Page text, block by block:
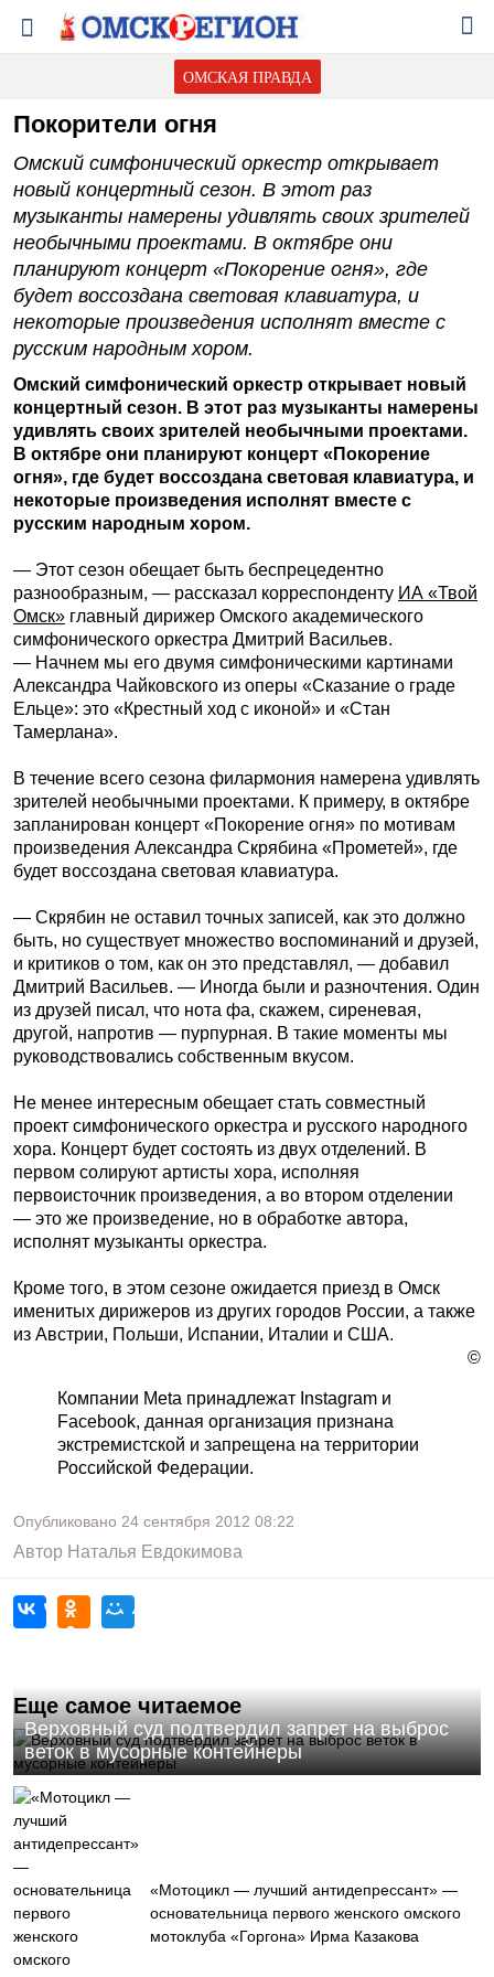
ОМСКАЯ ПРАВДА
Покорители огня
Омский симфонический оркестр открывает
новый концертный сезон. В этот раз
музыканты намерены удивлять своих зрителей
необычными проектами. В октябре они
планируют концерт «Покорение огня», где
будет воссоздана световая клавиатура, и
некоторые произведения исполнят вместе с
русским народным хором.
Омский симфонический оркестр открывает новый
концертный сезон. В этот раз музыканты намерены
удивлять своих зрителей необычными проектами.
В октябре они планируют концерт «Покорение
огня», где будет воссоздана световая клавиатура, и
некоторые произведения исполнят вместе с
русским народным хором.
— Этот сезон обещает быть беспрецедентно
разнообразным, — рассказал корреспонденту ИА «Твой
Омск» главный дирижер Омского академического
симфонического оркестра Дмитрий Васильев.
— Начнем мы его двумя симфоническими картинами
Александра Чайковского из оперы «Сказание о граде
Ельце»: это «Крестный ход с иконой» и «Стан
Тамерлана».
В течение всего сезона филармония намерена удивлять
зрителей необычными проектами. К примеру, в октябре
запланирован концерт «Покорение огня» по мотивам
произведения Александра Скрябина «Прометей», где
будет воссоздана световая клавиатура.
— Скрябин не оставил точных записей, как это должно
быть, но существует множество воспоминаний и друзей,
и критиков о том, как он это представлял, — добавил
Дмитрий Васильев. — Иногда были и разночтения. Один
из друзей писал, что нота фа, скажем, сиреневая,
другой, напротив — пурпурная. В такие моменты мы
руководствовались собственным вкусом.
Не менее интересным обещает стать совместный
проект симфонического оркестра и русского народного
хора. Концерт будет состоять из двух отделений. В
первом солируют артисты хора, исполняя
первоисточник произведения, а во втором отделении
— это же произведение, но в обработке автора,
исполнят музыканты оркестра.
Кроме того, в этом сезоне ожидается приезд в Омск
именитых дирижеров из других городов России, а также
из Австрии, Польши, Испании, Италии и США.
©
Компании Meta принадлежат Instagram и
Facebook, данная организация признана
экстремистской и запрещена на территории
Российской Федерации.
Опубликовано 24 сентября 2012 08:22
Автор Наталья Евдокимова
Еще самое читаемое
Верховный суд подтвердил запрет на выброс
веток в мусорные контейнеры
«Мотоцикл — лучший антидепрессант» —
основательница первого женского омского
мотоклуба «Горгона» Ирма Казакова